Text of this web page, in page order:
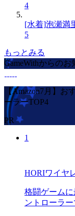
4
[水着]泡瀬満
5
もっとみる
GameWithからのお
【Amazon7月】
ーラーTOP4
PR
1
HORIワイヤ
格闘ゲーム
ントローラー